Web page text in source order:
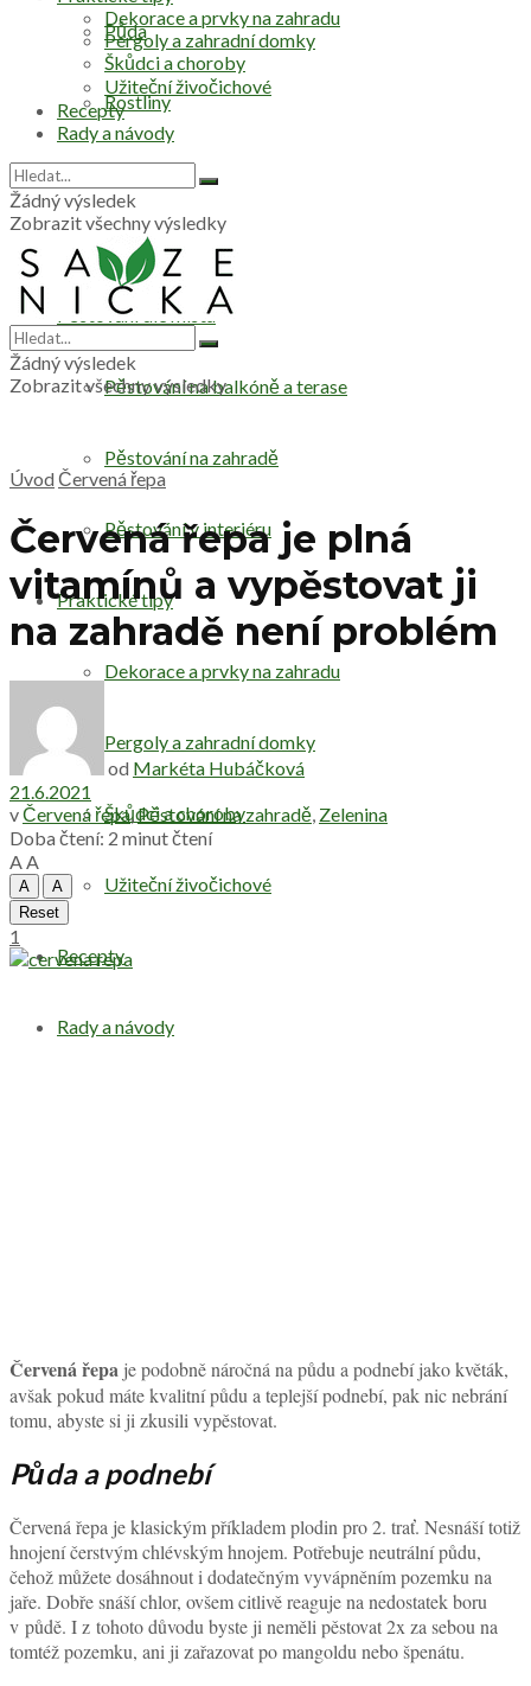
Půda
Rostliny
Zelenina
Pěstování dle místa
Pěstování na balkóně a terase
Pěstování na zahradě
Pěstování v interiéru
Praktické tipy
Dekorace a prvky na zahradu
Pergoly a zahradní domky
Škůdci a choroby
Užiteční živočichové
Recepty
Rady a návody
Dekorace a prvky na zahradu
Pergoly a zahradní domky
Škůdci a choroby
Užiteční živočichové
Recepty
Rady a návody
Žádný výsledek
Zobrazit všechny výsledky
Žádný výsledek
Zobrazit všechny výsledky
Úvod Červená řepa
Červená řepa je plná
vitamínů a vypěstovat ji
na zahradě není problém
od Markéta Hubáčková
21.6.2021
vČervená řepa,Pěstování na zahradě, Zelenina
Doba čtení: 2 minut čtení
AA
A
A
Reset
1
Červená řepa je podobně náročná na půdu a podnebí jako květák,
avšak pokud máte kvalitní půdu a teplejší podnebí, pak nic nebrání
tomu, abyste si ji zkusili vypěstovat.
Půda a podnebí
Červená řepa je klasickým příkladem plodin pro 2. trať. Nesnáší totiž
hnojení čerstvým chlévským hnojem. Potřebuje neutrální půdu,
čehož můžete dosáhnout i dodatečným vyvápněním pozemku na
jaře. Dobře snáší chlor, ovšem citlivě reaguje na nedostatek boru
v půdě. I z tohoto důvodu byste ji neměli pěstovat 2x za sebou na
tomtéž pozemku, ani ji zařazovat po mangoldu nebo špenátu.